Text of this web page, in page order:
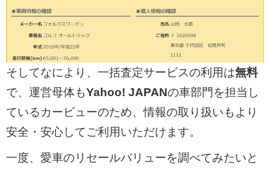
そしてなにより、一括査定サービスの利用は無料
で、運営母体もYahoo! JAPANの車部門を担当し
ているカービューのため、情報の取り扱いもより
安全・安心してご利用いただけます。
一度、愛車のリセールバリューを調べてみたいと